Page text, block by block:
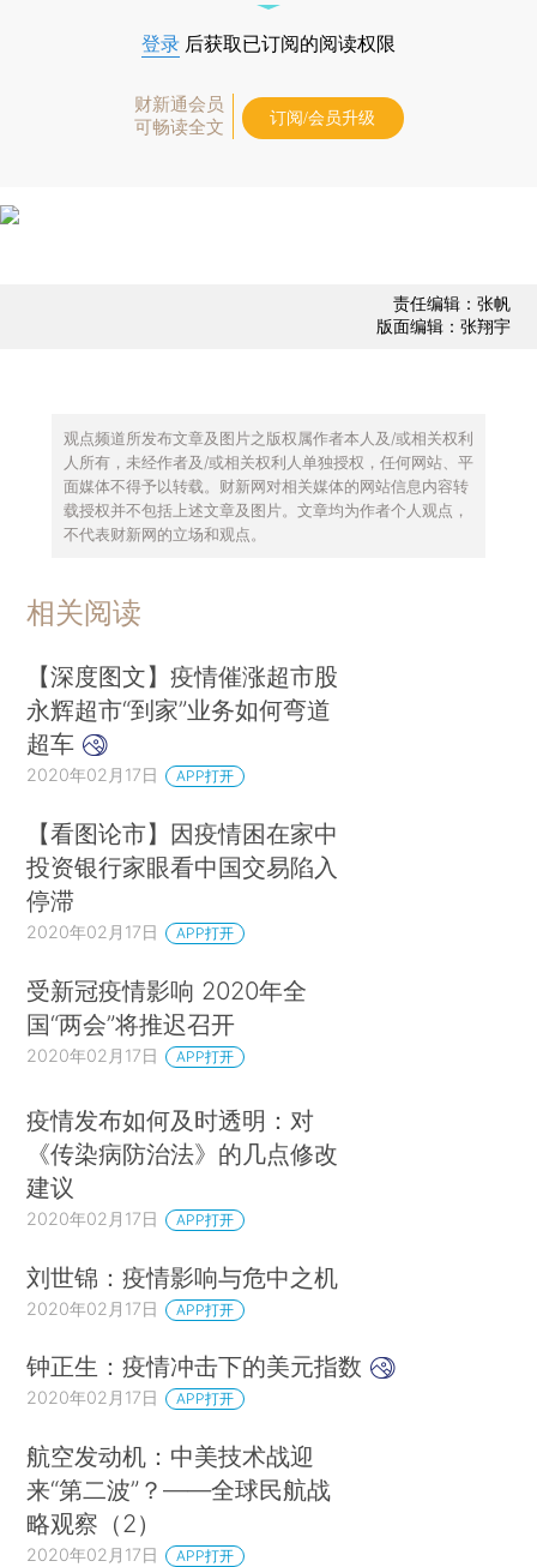
登录 后获取已订阅的阅读权限
财新通会员
可畅读全文
订阅/会员升级
责任编辑：张帆
版面编辑：张翔宇
观点频道所发布文章及图片之版权属作者本人及/或相关权利
人所有，未经作者及/或相关权利人单独授权，任何网站、平
面媒体不得予以转载。财新网对相关媒体的网站信息内容转
载授权并不包括上述文章及图片。文章均为作者个人观点，
不代表财新网的立场和观点。
相关阅读
【深度图文】疫情催涨超市股
永辉超市“到家”业务如何弯道
超车
2020年02月17日 APP打开
【看图论市】因疫情困在家中
投资银行家眼看中国交易陷入
停滞
2020年02月17日 APP打开
受新冠疫情影响 2020年全
国“两会”将推迟召开
2020年02月17日 APP打开
疫情发布如何及时透明：对
《传染病防治法》的几点修改
建议
2020年02月17日 APP打开
刘世锦：疫情影响与危中之机
2020年02月17日 APP打开
钟正生：疫情冲击下的美元指数
2020年02月17日 APP打开
航空发动机：中美技术战迎
来“第二波”？——全球民航战
略观察（2）
2020年02月17日 APP打开